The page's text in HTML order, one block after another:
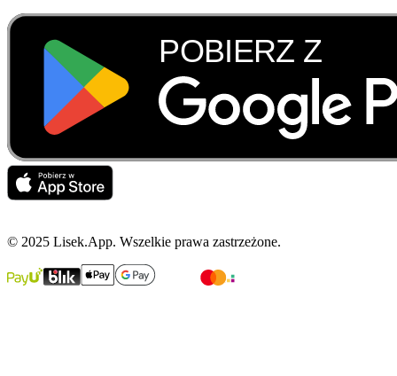
© 2025 Lisek.App. Wszelkie prawa zastrzeżone.